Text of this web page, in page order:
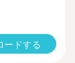
ードする